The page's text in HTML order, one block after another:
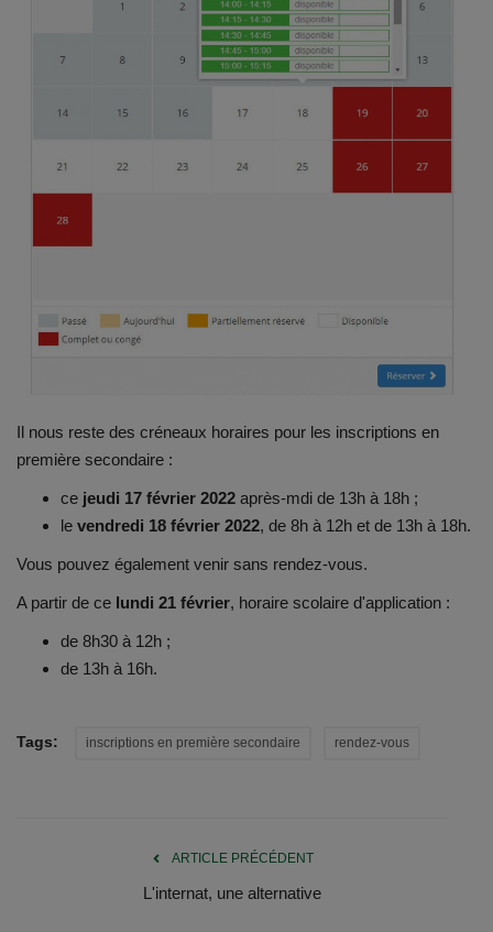
Notre offre d'enseignement (2026)
Stages
Association des Parents
Ancien-ne-s du CES Saint-Vincent
Internats
Documents
Services
Contacts
Il nous reste des créneaux horaires pour les inscriptions en
première secondaire :
ce jeudi 17 février 2022 après-mdi de 13h à 18h ;
le vendredi 18 février 2022, de 8h à 12h et de 13h à 18h.
Vous pouvez également venir sans rendez-vous.
A partir de ce lundi 21 février, horaire scolaire d'application :
de 8h30 à 12h ;
de 13h à 16h.
Tags: inscriptions en première secondaire rendez-vous
ARTICLE PRÉCÉDENT
L'internat, une alternative